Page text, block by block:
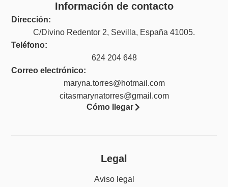
Información de contacto
Dirección:
C/Divino Redentor 2, Sevilla, España 41005.
Teléfono:
624 204 648
Correo electrónico:
maryna.torres@hotmail.com
citasmarynatorres@gmail.com
Cómo llegar
Legal
Aviso legal